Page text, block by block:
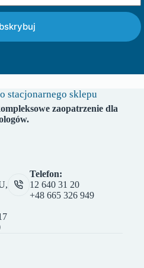
stacjonarnego sklepu
zaopatrzenie dla
Telefon:
12 640 31 20
+48 665 326 949